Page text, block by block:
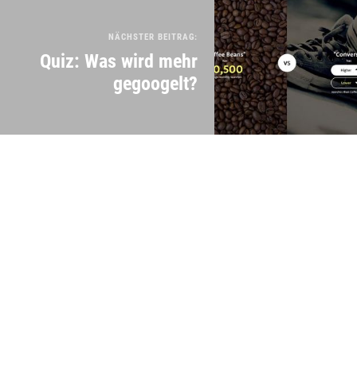
NÄCHSTER BEITRAG:
Quiz: Was wird mehr
gegoogelt?